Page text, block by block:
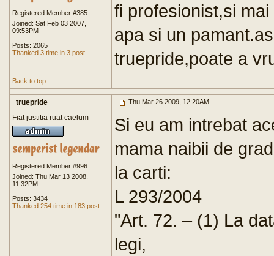
Registered Member #385
Joined: Sat Feb 03 2007,
09:53PM
Posts: 2065
Thanked 3 time in 3 post
fi profesionist,si
apa si un
truepride,poate a
Back to top
truepride Thu Mar 26 2009, 12:20AM
Fiat justitia ruat caelum
Registered Member #996
Joined: Thu Mar 13 2008,
11:32PM
Posts: 3434
Thanked 254 time in 183 post
Si eu am intrebat
mama naibii de
la carti:
L 293/2004
"Art. 72. – (1) La
legi,